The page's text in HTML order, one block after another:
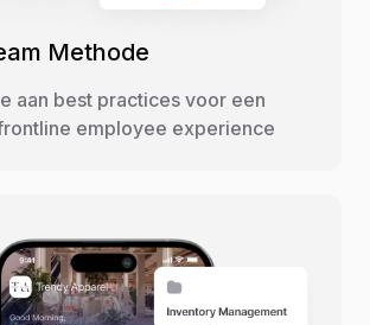
Methode
aan best practices voor een
employee experience